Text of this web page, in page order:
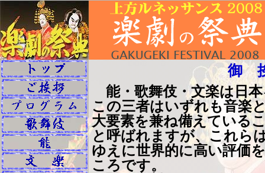
御
能・歌舞伎・文楽は日本
この三者はいずれも音楽
大要素を兼ね備えている
と呼ばれますが、これら
ゆえに世界的に高い評価
ころです。